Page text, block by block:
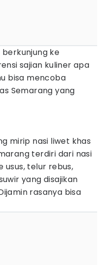
ke
sajian kuliner apa
bisa mencoba
Semarang yang
mirip nasi liwet khas
terdiri dari nasi
usus, telur rebus,
yang disajikan
rasanya bisa